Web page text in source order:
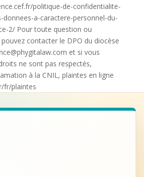
politique-de-confidentialite-
donnees-a-caractere-personnel-du-
2/ Pour toute question ou
contacter le DPO du diocèse
et si vous
ne sont pas respectés,
à la CNIL, plaintes en ligne
fr/plaintes